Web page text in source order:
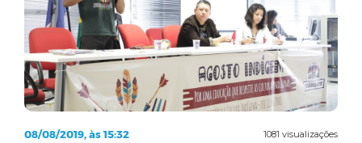
1081 visualizações
08/08/2019, às 15:32